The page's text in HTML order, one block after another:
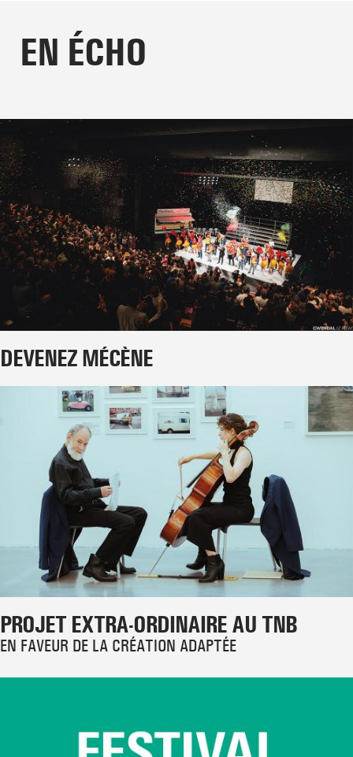
EN ÉCHO
DEVENEZ MÉCÈNE
PROJET EXTRA-ORDINAIRE AU TNB
EN FAVEUR DE LA CRÉATION ADAPTÉE